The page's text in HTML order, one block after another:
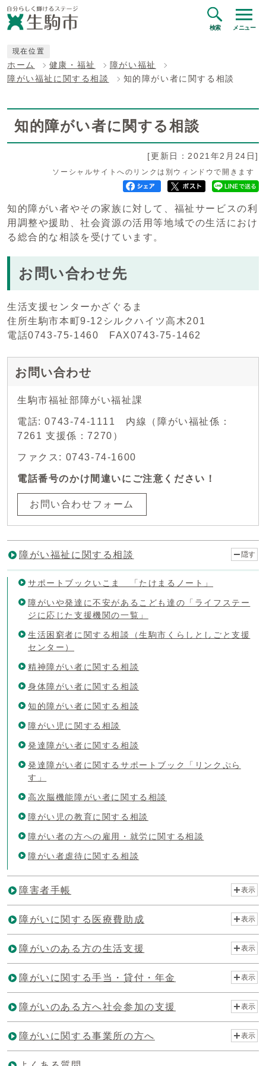
検索 メニュー
現在位置
ホーム 健康・福祉
障がい福祉
障がい福祉に関する相談
知的障がい者に関する相談
知的障がい者に関する相談
[更新日：2021年2月24日]
ソーシャルサイトへのリンクは別ウィンドウで開きます
知的障がい者やその家族に対して、福祉サービスの利
用調整や援助、社会資源の活用等地域での生活におけ
る総合的な相談を受けています。
お問い合わせ先
生活支援センターかざぐるま
住所生駒市本町9-12シルクハイツ高木201
電話0743-75-1460 FAX0743-75-1462
お問い合わせ
生駒市福祉部障がい福祉課
電話: 0743-74-1111 内線（障がい福祉係：
7261 支援係：7270）
ファクス: 0743-74-1600
電話番号のかけ間違いにご注意ください！
お問い合わせフォーム
障がい福祉に関する相談 隠す
サポートブックいこま 「たけまるノート」
障がいや発達に不安があるこども達の「ライフステー
ジに応じた支援機関の一覧」
生活困窮者に関する相談（生駒市くらしとしごと支援
センター）
精神障がい者に関する相談
身体障がい者に関する相談
知的障がい者に関する相談
障がい児に関する相談
発達障がい者に関する相談
発達障がい者に関するサポートブック「リンクぷら
す」
高次脳機能障がい者に関する相談
障がい児の教育に関する相談
障がい者の方への雇用・就労に関する相談
障がい者虐待に関する相談
障害者手帳 表示
障がいに関する医療費助成 表示
障がいのある方の生活支援 表示
障がいに関する手当・貸付・年金 表示
障がいのある方へ社会参加の支援 表示
障がいに関する事業所の方へ 表示